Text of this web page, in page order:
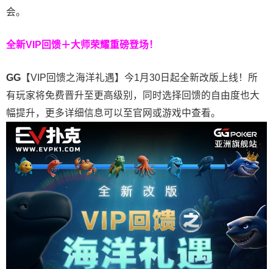
会。
全新VIP回馈＋大师荣耀重磅登场！
GG 【VIP回馈之海洋礼遇】今1月30日起全新改版上线！所
有玩家将免费晋升至更高级别，同时选择回馈的自由度也大
幅提升，更多详细信息可以至官网或游戏中查看。